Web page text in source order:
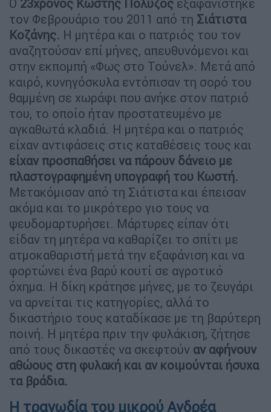
Ο 23χρονος Κωστής Πολύζος εξαφανίστηκε
τον Φεβρουάριο του 2011 από τη Σιάτιστα
Κοζάνης. Η μητέρα και ο πατριός του τον
αναζητούσαν επί μήνες, απευθυνόμενοι και
στην εκπομπή «Φως στο Τούνελ». Μετά από
καιρό, κυνηγόσκυλα εντόπισαν τη σορό του
θαμμένη σε χωράφι που ανήκε στον πατριό
του, το οποίο ήταν προστατευμένο με
αγκαθωτά κλαδιά. Η μητέρα και ο πατριός
είχαν αντιφάσεις στις καταθέσεις τους και
είχαν προσπαθήσει να πάρουν δάνειο με
πλαστογραφημένη υπογραφή του Κωστή.
Μετακόμισαν από τη Σιάτιστα και έπεισαν
ακόμα και το μικρότερο γιο τους να
ψευδομαρτυρήσει. Μάρτυρες είπαν ότι
είδαν τη μητέρα να καθαρίζει το σπίτι με
ατμοκαθαριστή μετά την εξαφάνιση και να
φορτώνει ένα βαρύ κουτί σε αγροτικό
όχημα. Η δίκη κράτησε μήνες, με το ζευγάρι
να αρνείται τις κατηγορίες, αλλά το
δικαστήριο τους καταδίκασε με τη βαρύτερη
ποινή. Η μητέρα πριν την φυλάκιση, ζήτησε
από τους δικαστές να σκεφτούν αν αφήνουν
αθώους στη φυλακή και αν κοιμούνται ήσυχα
τα βράδια.
Η τραγωδία του μικρού Ανδρέα